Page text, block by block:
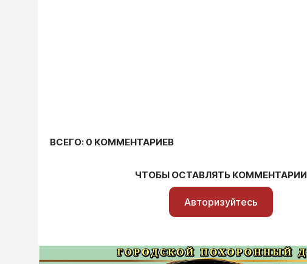
ВСЕГО: 0 КОММЕНТАРИЕВ
ЧТОБЫ ОСТАВЛЯТЬ КОММЕНТАРИИ
Авторизуйтесь